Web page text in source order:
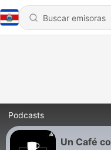
Podcasts
Un Café